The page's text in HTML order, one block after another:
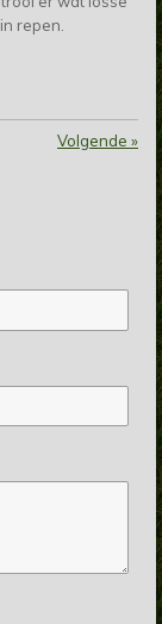
repen.
Volgende »